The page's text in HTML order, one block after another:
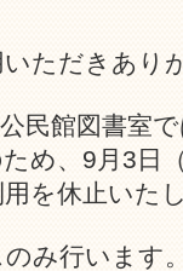
ただきあり
民館図書室
め、9月3日
用を休止いた
み行います